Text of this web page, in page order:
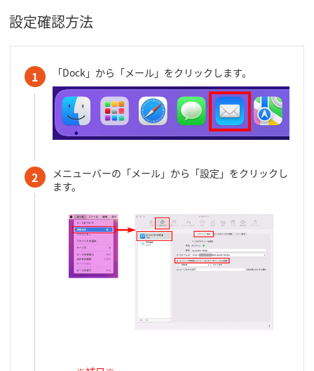
設定確認方法
1 「Dock」から「メール」をクリックします。
2
メニューバーの「メール」から「設定」をクリックし
ます。